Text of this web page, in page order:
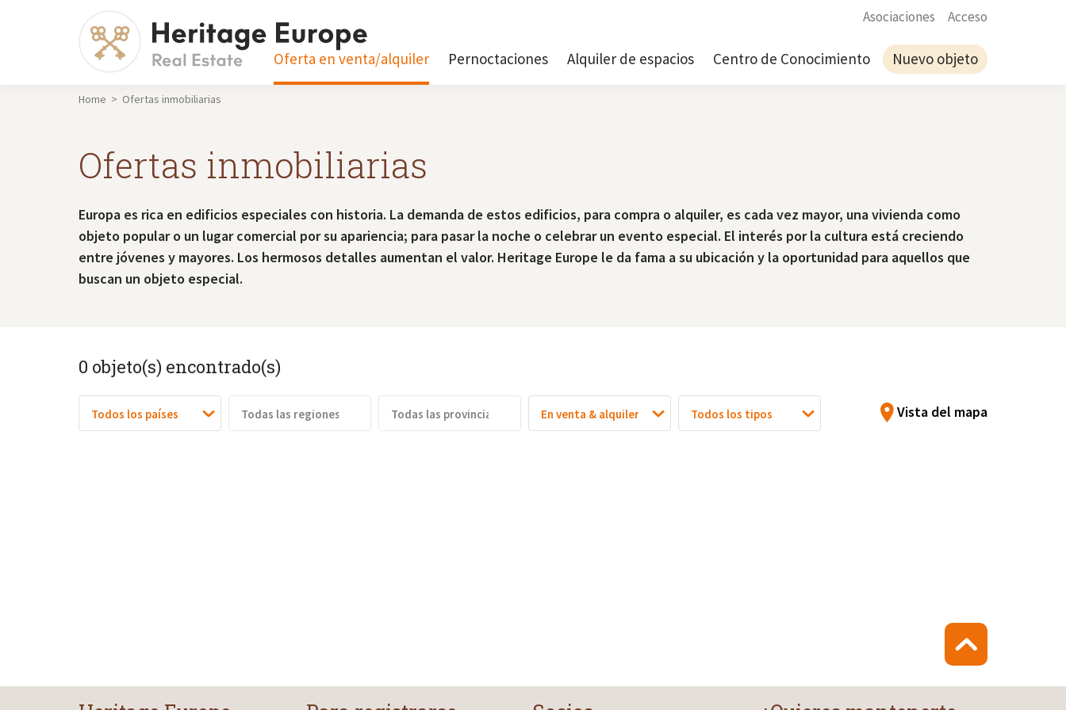
Oferta en venta/alquiler Pernoctaciones Alquiler de espacios Centro de Conocimiento Nuevo objeto
Asociaciones Acceso
Home > Ofertas inmobiliarias
Ofertas inmobiliarias
Europa es rica en edificios especiales con historia. La demanda de estos edificios, para compra o alquiler, es cada vez mayor, una vivienda como
objeto popular o un lugar comercial por su apariencia; para pasar la noche o celebrar un evento especial. El interés por la cultura está creciendo
entre jóvenes y mayores. Los hermosos detalles aumentan el valor. Heritage Europe le da fama a su ubicación y la oportunidad para aquellos que
buscan un objeto especial.
0 objeto(s) encontrado(s)
Vista del mapa